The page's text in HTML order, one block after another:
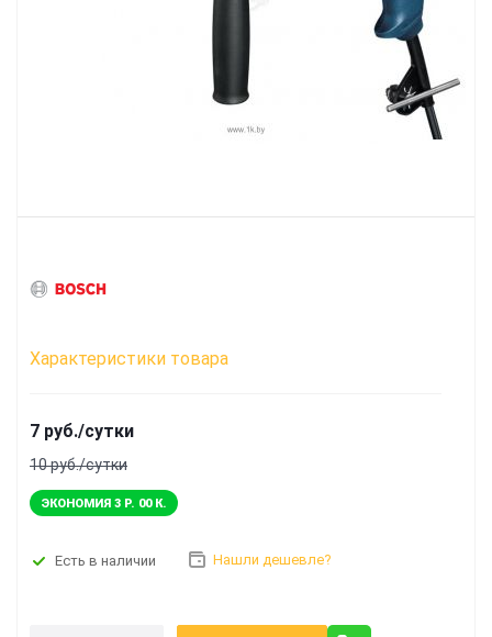
Характеристики товара
7 руб./сутки
10 руб./сутки
ЭКОНОМИЯ 3 Р. 00 К.
Есть в наличии Нашли дешевле?